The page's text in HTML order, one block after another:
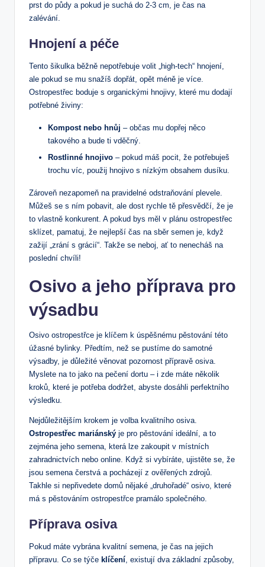
prst do půdy a pokud je suchá do 2-3 cm, je čas na
zalévání.
Hnojení a péče
Tento šikulka běžně nepotřebuje volit „high-tech“ hnojení,
ale pokud se mu snažíš dopřát, opět méně je více.
Ostropestřec boduje s organickými hnojivy, které mu dodají
potřebné živiny:
Kompost nebo hnůj – občas mu dopřej něco
takového a bude ti vděčný.
Rostlinné hnojivo – pokud máš pocit, že potřebuješ
trochu víc, použij hnojivo s nízkým obsahem dusíku.
Zároveň nezapomeň na pravidelné odstraňování plevele.
Můžeš se s ním pobavit, ale dost rychle tě přesvědčí, že je
to vlastně konkurent. A pokud bys měl v plánu ostropestřec
sklízet, pamatuj, že nejlepší čas na sběr semen je, když
zažijí „zrání s grácií“. Takže se neboj, ať to nenecháš na
poslední chvíli!
Osivo a jeho příprava pro
výsadbu
Osivo ostropestřce je klíčem k úspěšnému pěstování této
úžasné bylinky. Předtím, než se pustíme do samotné
výsadby, je důležité věnovat pozornost přípravě osiva.
Myslete na to jako na pečení dortu – i zde máte několik
kroků, které je potřeba dodržet, abyste dosáhli perfektního
výsledku.
Nejdůležitějším krokem je volba kvalitního osiva.
Ostropestřec mariánský je pro pěstování ideální, a to
zejména jeho semena, která lze zakoupit v místních
zahradnictvích nebo online. Když si vybíráte, ujistěte se, že
jsou semena čerstvá a pocházejí z ověřených zdrojů.
Takhle si nepřivedete domů nějaké „druhořadé“ osivo, které
má s pěstováním ostropestřce pramálo společného.
Příprava osiva
Pokud máte vybrána kvalitní semena, je čas na jejich
přípravu. Co se týče klíčení , existují dva základní způsoby,